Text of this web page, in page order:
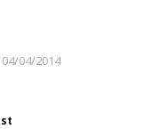
04/04/2014